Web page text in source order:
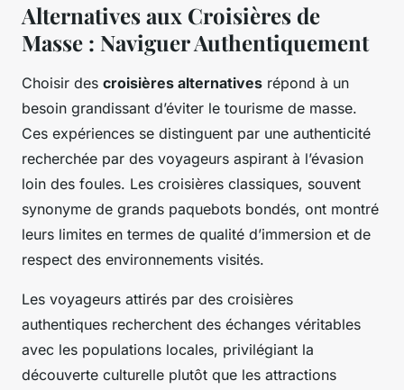
Alternatives aux Croisières de
Masse : Naviguer Authentiquement
Choisir des croisières alternatives répond à un
besoin grandissant d’éviter le tourisme de masse.
Ces expériences se distinguent par une authenticité
recherchée par des voyageurs aspirant à l’évasion
loin des foules. Les croisières classiques, souvent
synonyme de grands paquebots bondés, ont montré
leurs limites en termes de qualité d’immersion et de
respect des environnements visités.
Les voyageurs attirés par des croisières
authentiques recherchent des échanges véritables
avec les populations locales, privilégiant la
découverte culturelle plutôt que les attractions